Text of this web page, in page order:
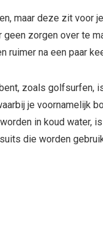
maar deze zit voor
zorgen over te
ruimer na een paar
zoals golfsurfen,
je voornamelijk
in koud water,
die worden